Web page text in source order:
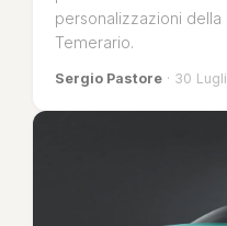
personalizzazioni della
Temerario.
Sergio Pastore · 30